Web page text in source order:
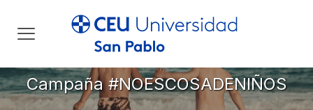
Campaña #NOESCOSADENIÑOS